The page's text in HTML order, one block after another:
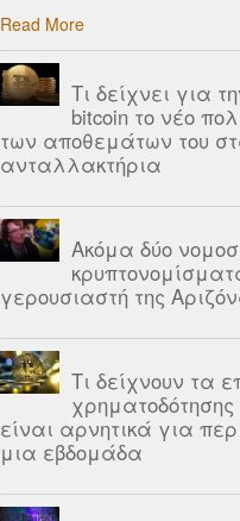
Read More
Τι δείχνει για
bitcoin το νέο
των αποθεμάτων του
ανταλλακτήρια
Ακόμα δύο
γερουσιαστή της
Τι δείχνουν τα
χρηματοδότησης
είναι αρνητικά για
μια εβδομάδα